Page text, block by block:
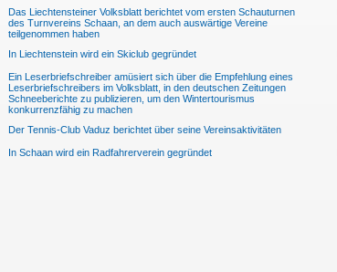
Das Liechtensteiner Volksblatt berichtet vom ersten Schauturnen
des Turnvereins Schaan, an dem auch auswärtige Vereine
teilgenommen haben
In Liechtenstein wird ein Skiclub gegründet
Ein Leserbriefschreiber amüsiert sich über die Empfehlung eines
Leserbriefschreibers im Volksblatt, in den deutschen Zeitungen
Schneeberichte zu publizieren, um den Wintertourismus
konkurrenzfähig zu machen
Der Tennis-Club Vaduz berichtet über seine Vereinsaktivitäten
In Schaan wird ein Radfahrerverein gegründet